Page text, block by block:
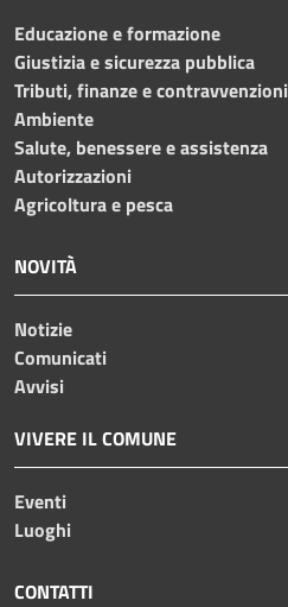
Educazione e formazione
Giustizia e sicurezza pubblica
Tributi, finanze e contravvenzioni
Ambiente
Salute, benessere e assistenza
Autorizzazioni
Agricoltura e pesca
NOVITÀ
Notizie
Comunicati
Avvisi
VIVERE IL COMUNE
Eventi
Luoghi
CONTATTI